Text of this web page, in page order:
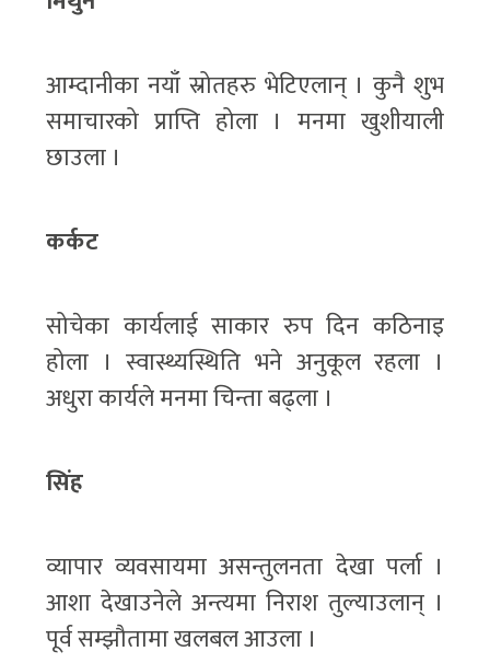
आम्दानीका नयाँ स्रोतहरु भेटिएलान् । कुनै शुभ
समाचारको प्राप्ति होला । मनमा खुशीयाली
छाउला ।
कर्कट
सोचेका कार्यलाई साकार रुप दिन कठिनाइ
होला । स्वास्थ्यस्थिति भने अनुकूल रहला ।
अधुरा कार्यले मनमा चिन्ता बढ्ला ।
सिंह
व्यापार व्यवसायमा असन्तुलनता देखा पर्ला ।
आशा देखाउनेले अन्त्यमा निराश तुल्याउलान् ।
पूर्व सम्झौतामा खलबल आउला ।